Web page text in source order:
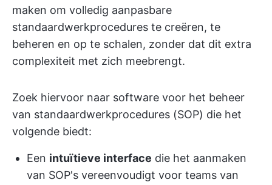
maken om volledig aanpasbare
standaardwerkprocedures te creëren, te
beheren en op te schalen, zonder dat dit extra
complexiteit met zich meebrengt.
Zoek hiervoor naar software voor het beheer
van standaardwerkprocedures (SOP) die het
volgende biedt:
Een intuïtieve interface die het aanmaken
van SOP's vereenvoudigt voor teams van